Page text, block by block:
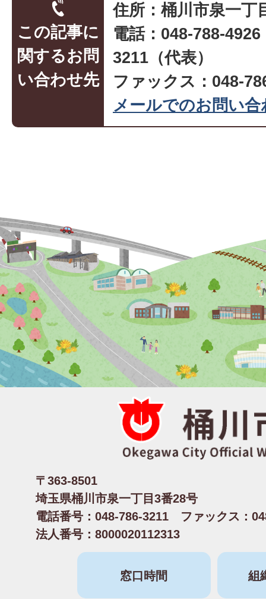
この記事に
関するお問
い合わせ先
住所：桶川市泉一丁
電話：048-788-
3211（代表）
ファックス：048-
メールでのお問い
〒363-8501
埼玉県桶川市泉一丁目3番28号
電話番号：048-786-3211 ファックス：
法人番号：8000020112313
窓口時間 組